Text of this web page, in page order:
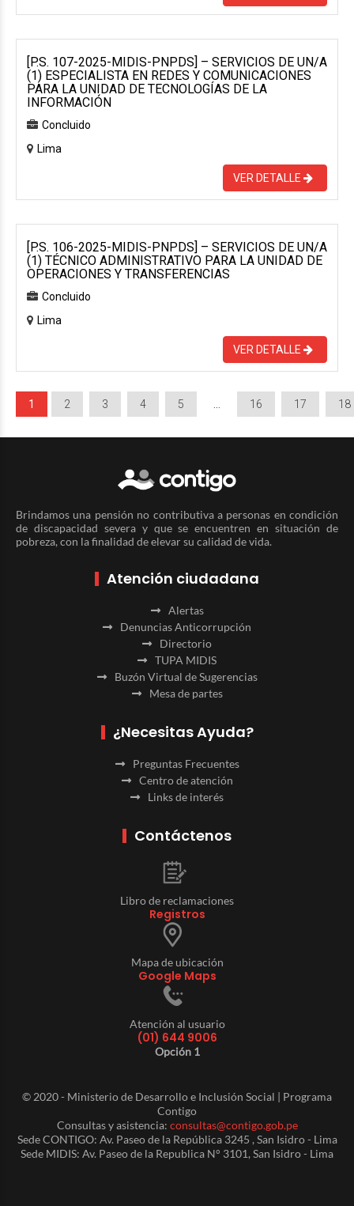
[P.S. 107-2025-MIDIS-PNPDS] – SERVICIOS DE UN/A
(1) ESPECIALISTA EN REDES Y COMUNICACIONES
PARA LA UNIDAD DE TECNOLOGÍAS DE LA
INFORMACIÓN
Concluido
Lima
VER DETALLE
[P.S. 106-2025-MIDIS-PNPDS] – SERVICIOS DE UN/A
(1) TÉCNICO ADMINISTRATIVO PARA LA UNIDAD DE
OPERACIONES Y TRANSFERENCIAS
Concluido
Lima
VER DETALLE
1 2 3 4 5 16 17 18
Brindamos una pensión no contributiva a personas en condición
de discapacidad severa y que se encuentren en situación de
pobreza, con la finalidad de elevar su calidad de vida.
Atención ciudadana
Alertas
Denuncias Anticorrupción
Directorio
TUPA MIDIS
Buzón Virtual de Sugerencias
Mesa de partes
¿Necesitas Ayuda?
Preguntas Frecuentes
Centro de atención
Links de interés
Contáctenos
Libro de reclamaciones
Registros
Mapa de ubicación
Google Maps
Atención al usuario
(01) 644 9006
Opción 1
© 2020 - Ministerio de Desarrollo e Inclusión Social | Programa
Contigo
Consultas y asistencia: consultas@contigo.gob.pe
Sede CONTIGO: Av. Paseo de la República 3245 , San Isidro - Lima
Sede MIDIS: Av. Paseo de la Republica N° 3101, San Isidro - Lima